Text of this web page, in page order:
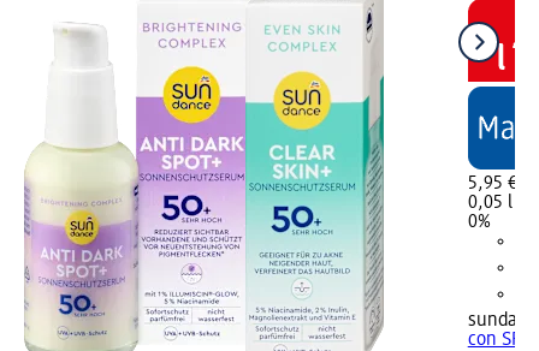
5,95 €
0,05 l
0%
con